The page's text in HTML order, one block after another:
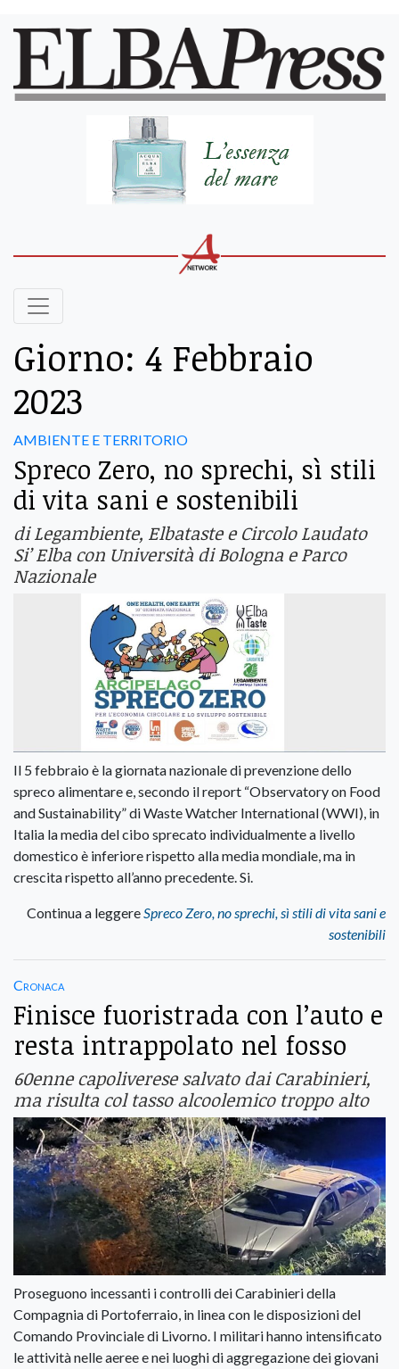
Giorno: 4 Febbraio
2023
AMBIENTE E TERRITORIO
Spreco Zero, no sprechi, sì stili
di vita sani e sostenibili
di Legambiente, Elbataste e Circolo Laudato
Si’ Elba con Università di Bologna e Parco
Nazionale
Il 5 febbraio è la giornata nazionale di prevenzione dello
spreco alimentare e, secondo il report “Observatory on Food
and Sustainability” di Waste Watcher International (WWI), in
Italia la media del cibo sprecato individualmente a livello
domestico è inferiore rispetto alla media mondiale, ma in
crescita rispetto all’anno precedente. Si.
Continua a leggere Spreco Zero, no sprechi, sì stili di vita sani e
sostenibili
Cronaca
Finisce fuoristrada con l’auto e
resta intrappolato nel fosso
60enne capoliverese salvato dai Carabinieri,
ma risulta col tasso alcoolemico troppo alto
Proseguono incessanti i controlli dei Carabinieri della
Compagnia di Portoferraio, in linea con le disposizioni del
Comando Provinciale di Livorno. I militari hanno intensificato
le attività nelle aeree e nei luoghi di aggregazione dei giovani